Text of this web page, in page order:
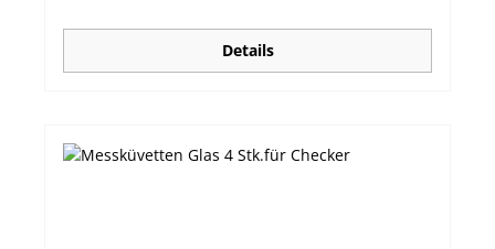
Details